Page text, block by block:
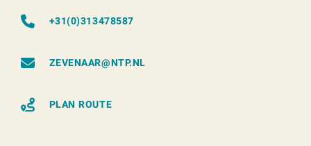
+31(0)313478587
ZEVENAAR@NTP.NL
PLAN ROUTE